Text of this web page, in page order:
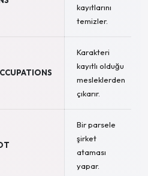
kayıtlarını
temizler.
Karakteri
kayıtlı olduğu
mesleklerden
çıkarır.
Bir parsele
şirket
ataması
yapar.